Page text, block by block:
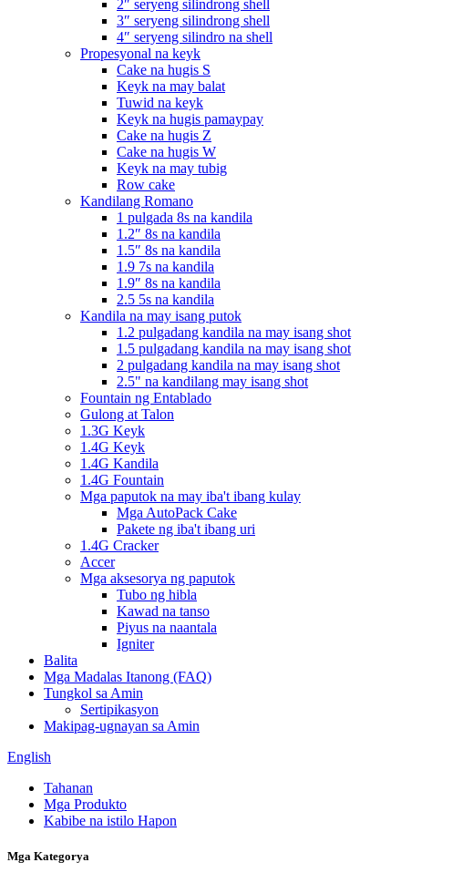
2″ seryeng silindrong shell
3″ seryeng silindrong shell
4″ seryeng silindro na shell
Propesyonal na keyk
Cake na hugis S
Keyk na may balat
Tuwid na keyk
Keyk na hugis pamaypay
Cake na hugis Z
Cake na hugis W
Keyk na may tubig
Row cake
Kandilang Romano
1 pulgada 8s na kandila
1.2″ 8s na kandila
1.5″ 8s na kandila
1.9 7s na kandila
1.9″ 8s na kandila
2.5 5s na kandila
Kandila na may isang putok
1.2 pulgadang kandila na may isang shot
1.5 pulgadang kandila na may isang shot
2 pulgadang kandila na may isang shot
2.5" na kandilang may isang shot
Fountain ng Entablado
Gulong at Talon
1.3G Keyk
1.4G Keyk
1.4G Kandila
1.4G Fountain
Mga paputok na may iba't ibang kulay
Mga AutoPack Cake
Pakete ng iba't ibang uri
1.4G Cracker
Accer
Mga aksesorya ng paputok
Tubo ng hibla
Kawad na tanso
Piyus na naantala
Igniter
Balita
Mga Madalas Itanong (FAQ)
Tungkol sa Amin
Sertipikasyon
Makipag-ugnayan sa Amin
English
Tahanan
Mga Produkto
Kabibe na istilo Hapon
Mga Kategorya